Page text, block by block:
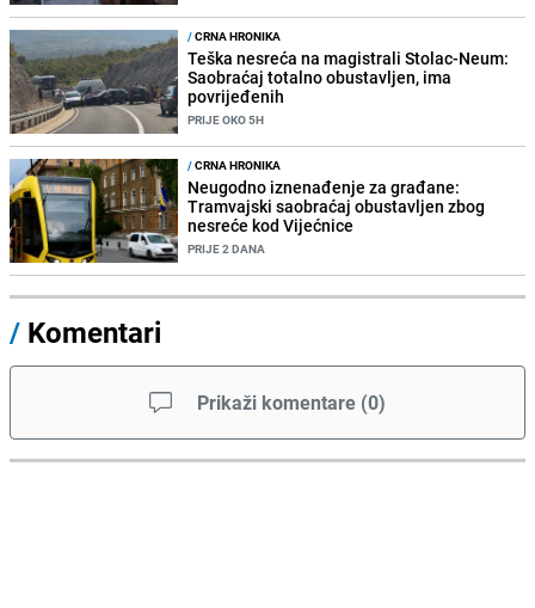
/CRNA HRONIKA
Teška nesreća na magistrali Stolac-Neum:
Saobraćaj totalno obustavljen, ima
povrijeđenih
PRIJE OKO 5H
/CRNA HRONIKA
Neugodno iznenađenje za građane:
Tramvajski saobraćaj obustavljen zbog
nesreće kod Vijećnice
PRIJE 2 DANA
/ Komentari
Prikaži komentare (0)